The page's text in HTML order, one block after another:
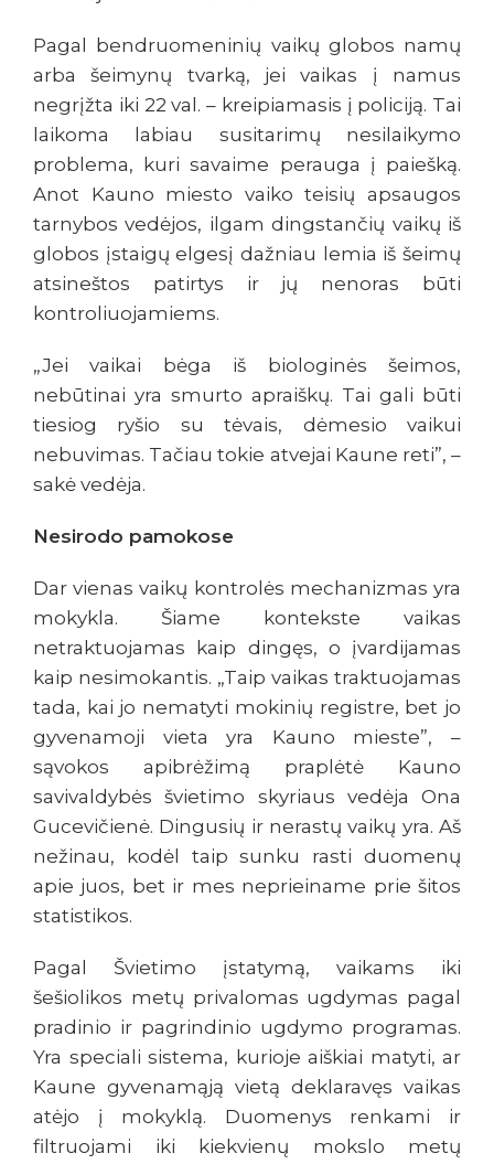
Pagal bendruomeninių vaikų globos namų
arba šeimynų tvarką, jei vaikas į namus
negrįžta iki 22 val. – kreipiamasis į policiją. Tai
laikoma labiau susitarimų nesilaikymo
problema, kuri savaime perauga į paiešką.
Anot Kauno miesto vaiko teisių apsaugos
tarnybos vedėjos, ilgam dingstančių vaikų iš
globos įstaigų elgesį dažniau lemia iš šeimų
atsineštos patirtys ir jų nenoras būti
kontroliuojamiems.
„Jei vaikai bėga iš biologinės šeimos,
nebūtinai yra smurto apraiškų. Tai gali būti
tiesiog ryšio su tėvais, dėmesio vaikui
nebuvimas. Tačiau tokie atvejai Kaune reti”, –
sakė vedėja.
Nesirodo pamokose
Dar vienas vaikų kontrolės mechanizmas yra
mokykla. Šiame kontekste vaikas
netraktuojamas kaip dingęs, o įvardijamas
kaip nesimokantis. „Taip vaikas traktuojamas
tada, kai jo nematyti mokinių registre, bet jo
gyvenamoji vieta yra Kauno mieste”, –
sąvokos apibrėžimą praplėtė Kauno
savivaldybės švietimo skyriaus vedėja Ona
Gucevičienė. Dingusių ir nerastų vaikų yra. Aš
nežinau, kodėl taip sunku rasti duomenų
apie juos, bet ir mes neprieiname prie šitos
statistikos.
Pagal Švietimo įstatymą, vaikams iki
šešiolikos metų privalomas ugdymas pagal
pradinio ir pagrindinio ugdymo programas.
Yra speciali sistema, kurioje aiškiai matyti, ar
Kaune gyvenamąją vietą deklaravęs vaikas
atėjo į mokyklą. Duomenys renkami ir
filtruojami iki kiekvienų mokslo metų